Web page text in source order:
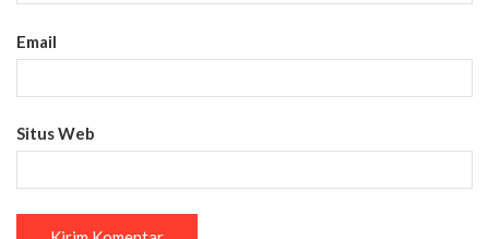
Email
Situs Web